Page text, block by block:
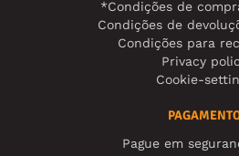
*Condições de
Condições de
Condições para
Privacy
Cookie-
Pague em